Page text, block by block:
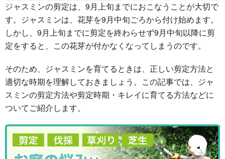
ジャスミンの剪定は、9月上旬までにおこなうことが大切で
す。ジャスミンは、花芽を9月中旬ごろから付け始めます。
しかし、9月上旬までに剪定を終わらせず9月中旬以降に剪
定をすると、この花芽が付かなくなってしまうのです。
そのため、ジャスミンを育てるときは、正しい剪定方法と
適切な時期を理解しておきましょう。この記事では、ジャ
スミンの剪定方法や剪定時期・キレイに育てる方法などに
ついてご紹介します。